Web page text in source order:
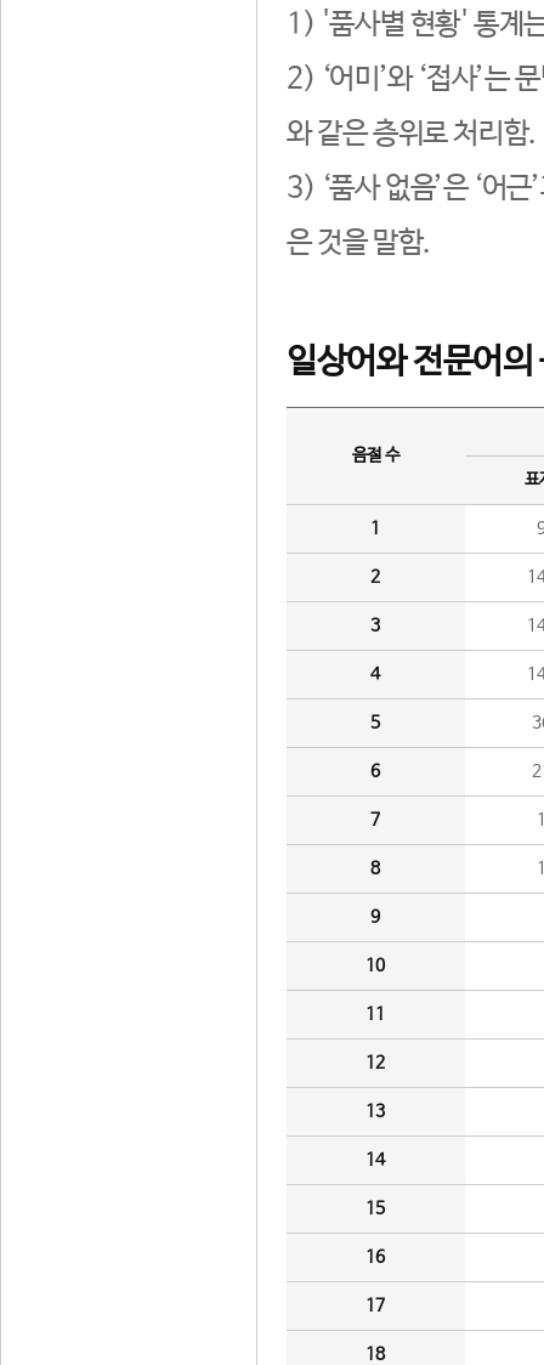
1) '품사별 현황' 통계
2) ‘어미’와 ‘접사’는
와 같은 층위로 처리함.
3) ‘품사 없음’은 ‘어
은 것을 말함.
일상어와 전문어의
음절 수
표
1
2
3
4
5
6
7
8
9
10
11
12
13
14
15
16
17
18